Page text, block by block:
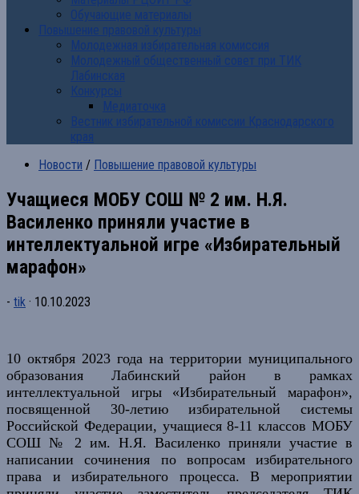
Обучающие материалы
Повышение правовой культуры
Молодежная избирательная комиссия
Молодежный общественный совет при ТИК
Лабинская
Конкурсы
Медиаточка
Вестник избирательной комиссии Краснодарского
края
Новости / Повышение правовой культуры
Учащиеся МОБУ СОШ № 2 им. Н.Я.
Василенко приняли участие в
интеллектуальной игре «Избирательный
марафон»
- tik · 10.10.2023
10 октября 2023 года на территории муниципального
образования Лабинский район в рамках
интеллектуальной игры «Избирательный марафон»,
посвященной 30-летию избирательной системы
Российской Федерации, учащиеся 8-11 классов МОБУ
СОШ № 2 им. Н.Я. Василенко приняли участие в
написании сочинения по вопросам избирательного
права и избирательного процесса. В мероприятии